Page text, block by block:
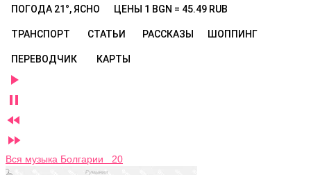
ПОГОДА 21°, ЯСНО ЦЕНЫ 1 BGN = 45.49 RUB
ТРАНСПОРТ СТАТЬИ РАССКАЗЫ ШОППИНГ
ПЕРЕВОДЧИК КАРТЫ




Вся музыка Болгарии 20